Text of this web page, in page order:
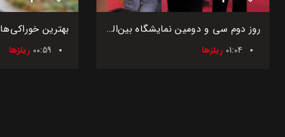
روز دوم سی و دومین نمایشگاه بین‌المللی اگروفود ایران
01:04 ریلزها 00:59 ریلزها